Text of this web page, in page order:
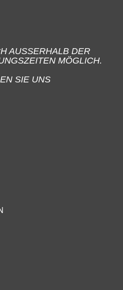
AUSSERHALB DER
MÖGLICH.
SIE UNS